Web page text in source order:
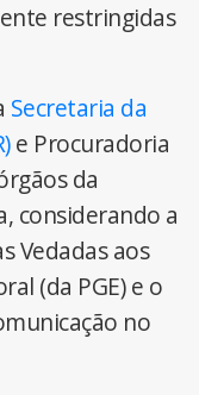
restringidas
Secretaria da
e Procuradoria
da
considerando a
Vedadas aos
(da PGE) e o
no